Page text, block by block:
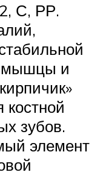
С, РР.
мышцы и
зубов.
элемент